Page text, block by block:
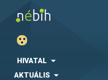
HIVATAL
AKTUÁLIS